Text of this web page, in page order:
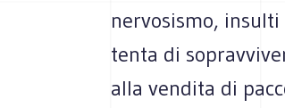
nervosismo,
tenta di
alla vendita di